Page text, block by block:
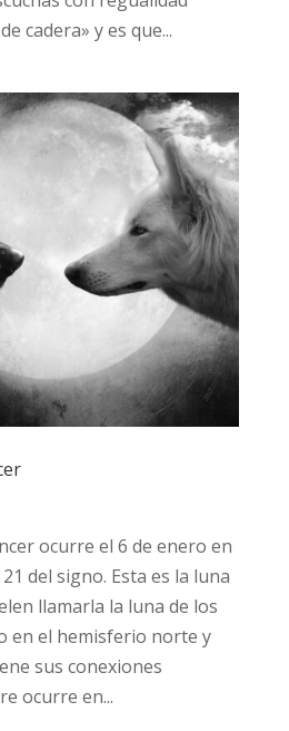
cadera» y es que...
ocurre el 6 de enero en
del signo. Esta es la luna
llamarla la luna de los
en el hemisferio norte y
sus conexiones
ocurre en...